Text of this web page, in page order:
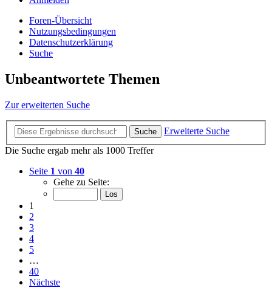
Foren-Übersicht
Nutzungsbedingungen
Datenschutzerklärung
Suche
Unbeantwortete Themen
Zur erweiterten Suche
Suche
Erweiterte Suche
Die Suche ergab mehr als 1000 Treffer
Seite 1 von 40
Gehe zu Seite:
1
2
3
4
5
…
40
Nächste